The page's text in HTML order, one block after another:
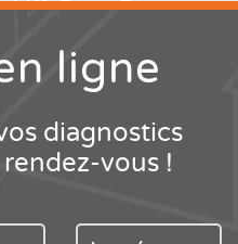
ligne
diagnostics
vous !